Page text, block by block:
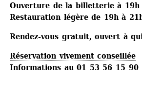
Ouverture de la billetterie à 19h
Restauration légère de 19h à
Rendez-vous gratuit, ouvert à
Réservation vivement conseillée
Informations au 01 53 56 15 90